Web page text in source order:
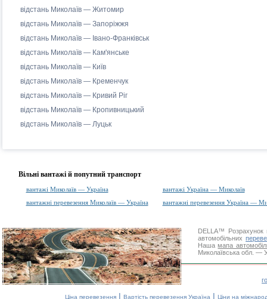
відстань Миколаїв — Житомир
відстань Миколаїв — Запоріжжя
відстань Миколаїв — Івано-Франківськ
відстань Миколаїв — Кам'янське
відстань Миколаїв — Київ
відстань Миколаїв — Кременчук
відстань Миколаїв — Кривий Ріг
відстань Миколаїв — Кропивницький
відстань Миколаїв — Луцьк
Вільні вантажі й попутний транспорт
вантажі Миколаїв — Україна
вантажі Україна — Миколаїв
вантажні перевезення Миколаїв — Україна
вантажні перевезення Україна —
DELLA™
Розрахунок
автомобільних
Нашамапа
Миколаївська обл. —
Ціна перевезення| Вартість перевезення Україна | Ціни на